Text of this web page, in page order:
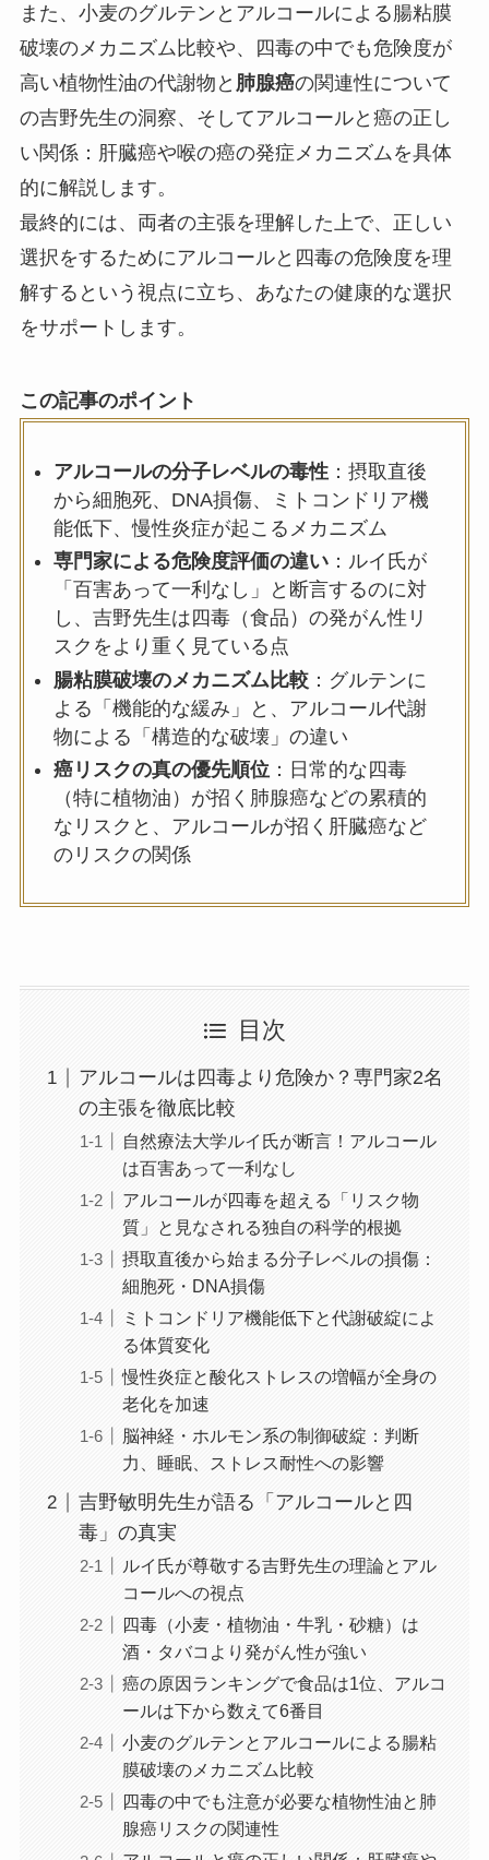
また、小麦のグルテンとアルコールによる腸粘膜
破壊のメカニズム比較や、四毒の中でも危険度が
高い植物性油の代謝物と 肺腺癌の関連性について
の吉野先生の洞察、そしてアルコールと癌の正し
い関係：肝臓癌や喉の癌の発症メカニズムを具体
的に解説します。
最終的には、両者の主張を理解した上で、正しい
選択をするためにアルコールと四毒の危険度を理
解するという視点に立ち、あなたの健康的な選択
をサポートします。
この記事のポイント
アルコールの分子レベルの毒性：摂取直後
から細胞死、DNA損傷、ミトコンドリア機
能低下、慢性炎症が起こるメカニズム
専門家による危険度評価の違い：ルイ氏が
「百害あって一利なし」と断言するのに対
し、吉野先生は四毒（食品）の発がん性リ
スクをより重く見ている点
腸粘膜破壊のメカニズム比較：グルテンに
よる「機能的な緩み」と、アルコール代謝
物による「構造的な破壊」の違い
癌リスクの真の優先順位：日常的な四毒
（特に植物油）が招く肺腺癌などの累積的
なリスクと、アルコールが招く肝臓癌など
のリスクの関係
目次
アルコールは四毒より危険か？専門家2名
の主張を徹底比較
自然療法大学ルイ氏が断言！アルコール
は百害あって一利なし
アルコールが四毒を超える「リスク物
質」と見なされる独自の科学的根拠
摂取直後から始まる分子レベルの損傷：
細胞死・DNA損傷
ミトコンドリア機能低下と代謝破綻によ
る体質変化
慢性炎症と酸化ストレスの増幅が全身の
老化を加速
脳神経・ホルモン系の制御破綻：判断
力、睡眠、ストレス耐性への影響
吉野敏明先生が語る「アルコールと四
毒」の真実
ルイ氏が尊敬する吉野先生の理論とアル
コールへの視点
四毒（小麦・植物油・牛乳・砂糖）は
酒・タバコより発がん性が強い
癌の原因ランキングで食品は1位、アルコ
ールは下から数えて6番目
小麦のグルテンとアルコールによる腸粘
膜破壊のメカニズム比較
四毒の中でも注意が必要な植物性油と肺
腺癌リスクの関連性